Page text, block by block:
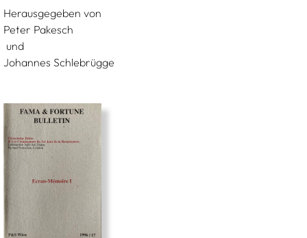
Herausgegeben von
Peter Pakesch
und
Johannes Schlebrügge